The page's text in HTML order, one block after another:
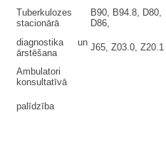
Tuberkulozes
stacionārā
B90, B94.8, D80,
D86,
diagnostika un
ārstēšana
J65, Z03.0, Z20.1
Ambulatori
konsultatīvā
palīdzība